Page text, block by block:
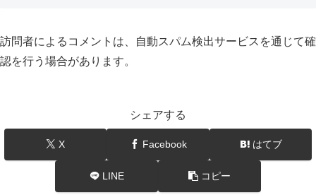
訪問者によるコメントは、自動スパム検出サービスを通じて確
認を行う場合があります。
シェアする
X Facebook はてブ
LINE コピー